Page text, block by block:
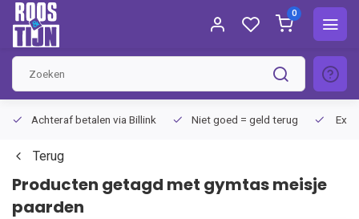
0
Achteraf betalen via Billink Niet goed = geld terug
Terug
Producten getagd met gymtas meisje
paarden